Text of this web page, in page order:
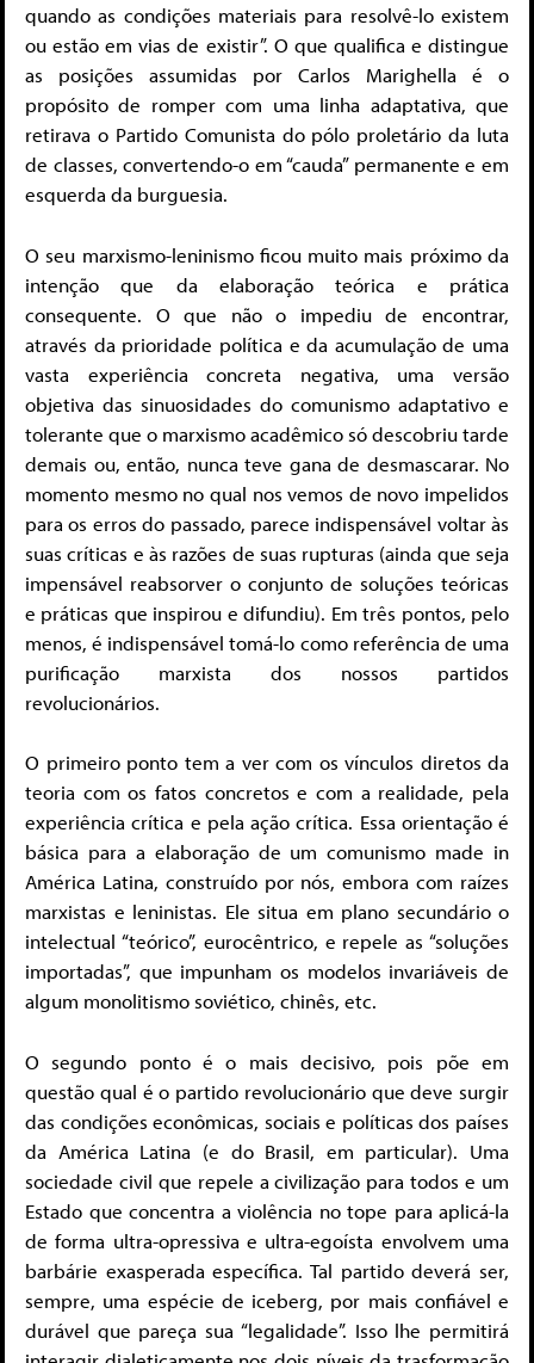
quando as condições materiais para resolvê-lo existem
ou estão em vias de existir”. O que qualifica e distingue
as posições assumidas por Carlos Marighella é o
propósito de romper com uma linha adaptativa, que
retirava o Partido Comunista do pólo proletário da luta
de classes, convertendo-o em “cauda” permanente e em
esquerda da burguesia.
O seu marxismo-leninismo ficou muito mais próximo da
intenção que da elaboração teórica e prática
consequente. O que não o impediu de encontrar,
através da prioridade política e da acumulação de uma
vasta experiência concreta negativa, uma versão
objetiva das sinuosidades do comunismo adaptativo e
tolerante que o marxismo acadêmico só descobriu tarde
demais ou, então, nunca teve gana de desmascarar. No
momento mesmo no qual nos vemos de novo impelidos
para os erros do passado, parece indispensável voltar às
suas críticas e às razões de suas rupturas (ainda que seja
impensável reabsorver o conjunto de soluções teóricas
e práticas que inspirou e difundiu). Em três pontos, pelo
menos, é indispensável tomá-lo como referência de uma
purificação marxista dos nossos partidos
revolucionários.
O primeiro ponto tem a ver com os vínculos diretos da
teoria com os fatos concretos e com a realidade, pela
experiência crítica e pela ação crítica. Essa orientação é
básica para a elaboração de um comunismo made in
América Latina, construído por nós, embora com raízes
marxistas e leninistas. Ele situa em plano secundário o
intelectual “teórico”, eurocêntrico, e repele as “soluções
importadas”, que impunham os modelos invariáveis de
algum monolitismo soviético, chinês, etc.
O segundo ponto é o mais decisivo, pois põe em
questão qual é o partido revolucionário que deve surgir
das condições econômicas, sociais e políticas dos países
da América Latina (e do Brasil, em particular). Uma
sociedade civil que repele a civilização para todos e um
Estado que concentra a violência no tope para aplicá-la
de forma ultra-opressiva e ultra-egoísta envolvem uma
barbárie exasperada específica. Tal partido deverá ser,
sempre, uma espécie de iceberg, por mais confiável e
durável que pareça sua “legalidade”. Isso lhe permitirá